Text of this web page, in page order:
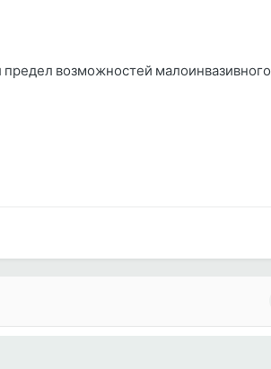
возможностей малоинвазивного